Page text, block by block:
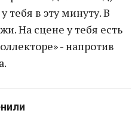
тебя в эту минуту. В
На сцене у тебя есть
- напротив